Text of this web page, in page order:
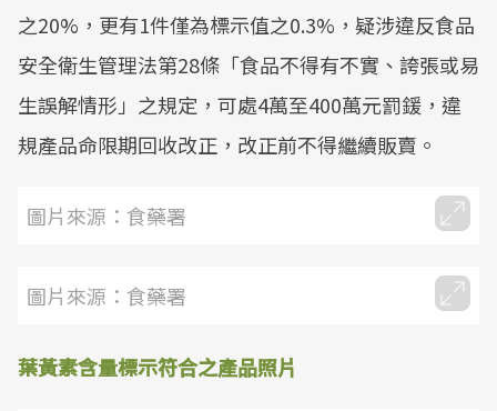
之20%，更有1件僅為標示值之0.3%，疑涉違反食品
安全衛生管理法第28條「食品不得有不實、誇張或易
生誤解情形」之規定，可處4萬至400萬元罰鍰，違
規產品命限期回收改正，改正前不得繼續販賣。
圖片來源：食藥署
圖片來源：食藥署
葉黃素含量標示符合之產品照片